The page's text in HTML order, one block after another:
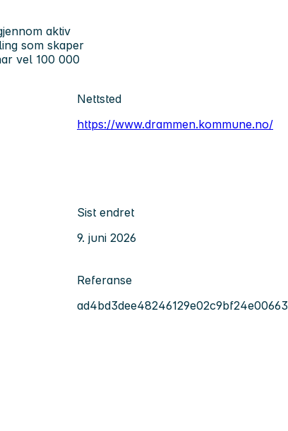
aktiv
som skaper
vel 100 000
Nettsted
https://www.drammen.kommune.no/
Sist endret
9. juni 2026
Referanse
ad4bd3dee48246129e02c9bf24e00663